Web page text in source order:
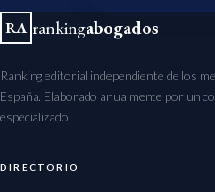
RA rankingabogados
Ranking editorial independiente de los
España. Elaborado anualmente por un
especializado.
DIRECTORIO